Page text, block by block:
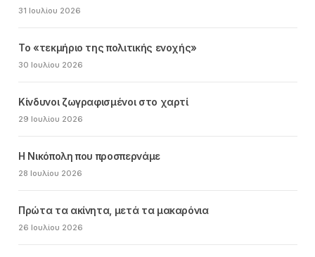
31 Ιουλίου 2026
Το «τεκμήριο της πολιτικής ενοχής»
30 Ιουλίου 2026
Κίνδυνοι ζωγραφισμένοι στο χαρτί
29 Ιουλίου 2026
Η Νικόπολη που προσπερνάμε
28 Ιουλίου 2026
Πρώτα τα ακίνητα, μετά τα μακαρόνια
26 Ιουλίου 2026